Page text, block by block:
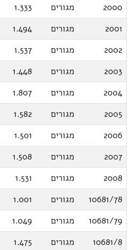
2000
מגורים
1.333
2001
מגורים
1.494
2002
מגורים
1.537
2003
מגורים
1.448
2004
מגורים
1.807
2005
מגורים
1.582
2006
מגורים
1.501
2007
מגורים
1.508
2008
מגורים
1.531
10681/78
מגורים
1.001
10681/79
מגורים
1.049
10681/8
מגורים
1.475